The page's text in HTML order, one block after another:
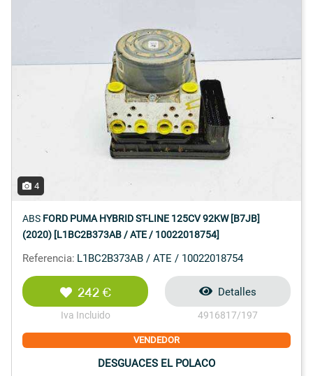
4
ABS FORD PUMA HYBRID ST-LINE 125CV 92KW [B7JB]
(2020) [L1BC2B373AB / ATE / 10022018754]
Referencia: L1BC2B373AB / ATE / 10022018754
242 €
Iva Incluido
Detalles
4916817/197
VENDEDOR
DESGUACES EL POLACO